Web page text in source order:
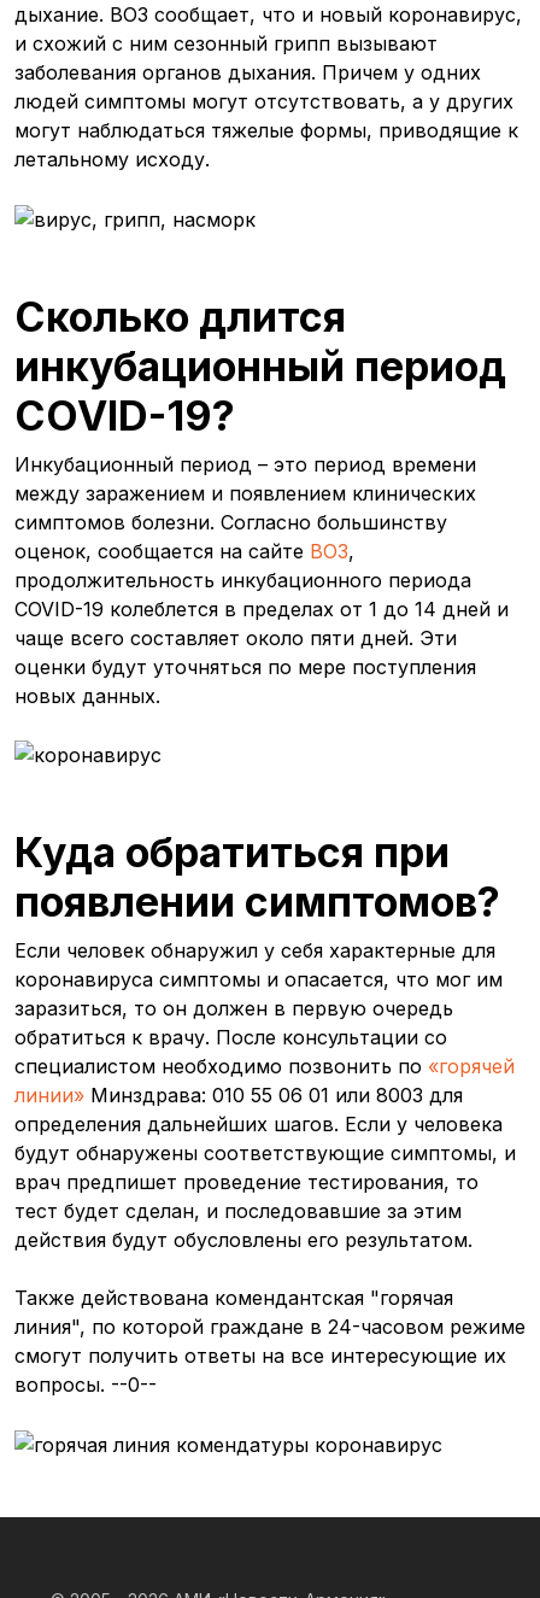
дыхание. ВОЗ сообщает, что и новый коронавирус,
и схожий с ним сезонный грипп вызывают
заболевания органов дыхания. Причем у одних
людей симптомы могут отсутствовать, а у других
могут наблюдаться тяжелые формы, приводящие к
летальному исходу.
Сколько длится
инкубационный период
COVID-19?
Инкубационный период – это период времени
между заражением и появлением клинических
симптомов болезни. Согласно большинству
оценок, сообщается на сайте ВОЗ,
продолжительность инкубационного периода
COVID-19 колеблется в пределах от 1 до 14 дней и
чаще всего составляет около пяти дней. Эти
оценки будут уточняться по мере поступления
новых данных.
Куда обратиться при
появлении симптомов?
Если человек обнаружил у себя характерные для
коронавируса симптомы и опасается, что мог им
заразиться, то он должен в первую очередь
обратиться к врачу. После консультации со
специалистом необходимо позвонить по «горячей
линии» Минздрава: 010 55 06 01 или 8003 для
определения дальнейших шагов. Если у человека
будут обнаружены соответствующие симптомы, и
врач предпишет проведение тестирования, то
тест будет сделан, и последовавшие за этим
действия будут обусловлены его результатом.
Также действована комендантская "горячая
линия", по которой граждане в 24-часовом режиме
смогут получить ответы на все интересующие их
вопросы. --0--